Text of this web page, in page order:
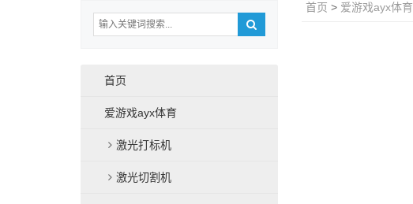
首页 > 爱游戏ayx体育
首页
爱游戏ayx体育
激光打标机
激光切割机